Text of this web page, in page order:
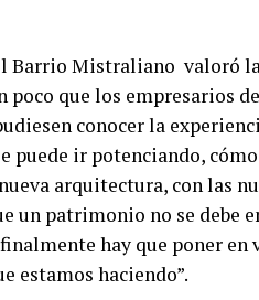
Barrio Mistraliano valoró
poco que los empresarios
conocer la
ir potenciando,
arquitectura, con las
un patrimonio no se debe
hay que poner en
estamos haciendo”.